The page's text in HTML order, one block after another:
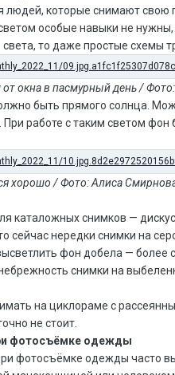
людей, которые снимают
особые навыки не нужны,
света, то даже простые схемы
окна в пасмурный день /
быть прямого солнца.
При работе с таким светом
хорошо / Фото: Алиса
каталожных снимков —
сейчас нередки снимки на
фон добела — более
снимки на
на циклораме с
не стоит.
фотосъёмке одежды
фотосъёмке одежды часто